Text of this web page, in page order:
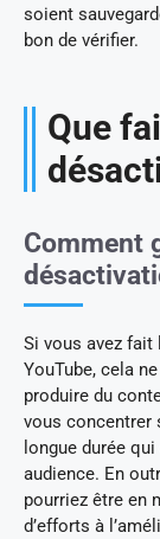
soient
bon de vérifier.
Que
Comment
Si vous avez
YouTube, cela
produire du
vous concentrer
longue durée
audience. En
pourriez être en
d’efforts à